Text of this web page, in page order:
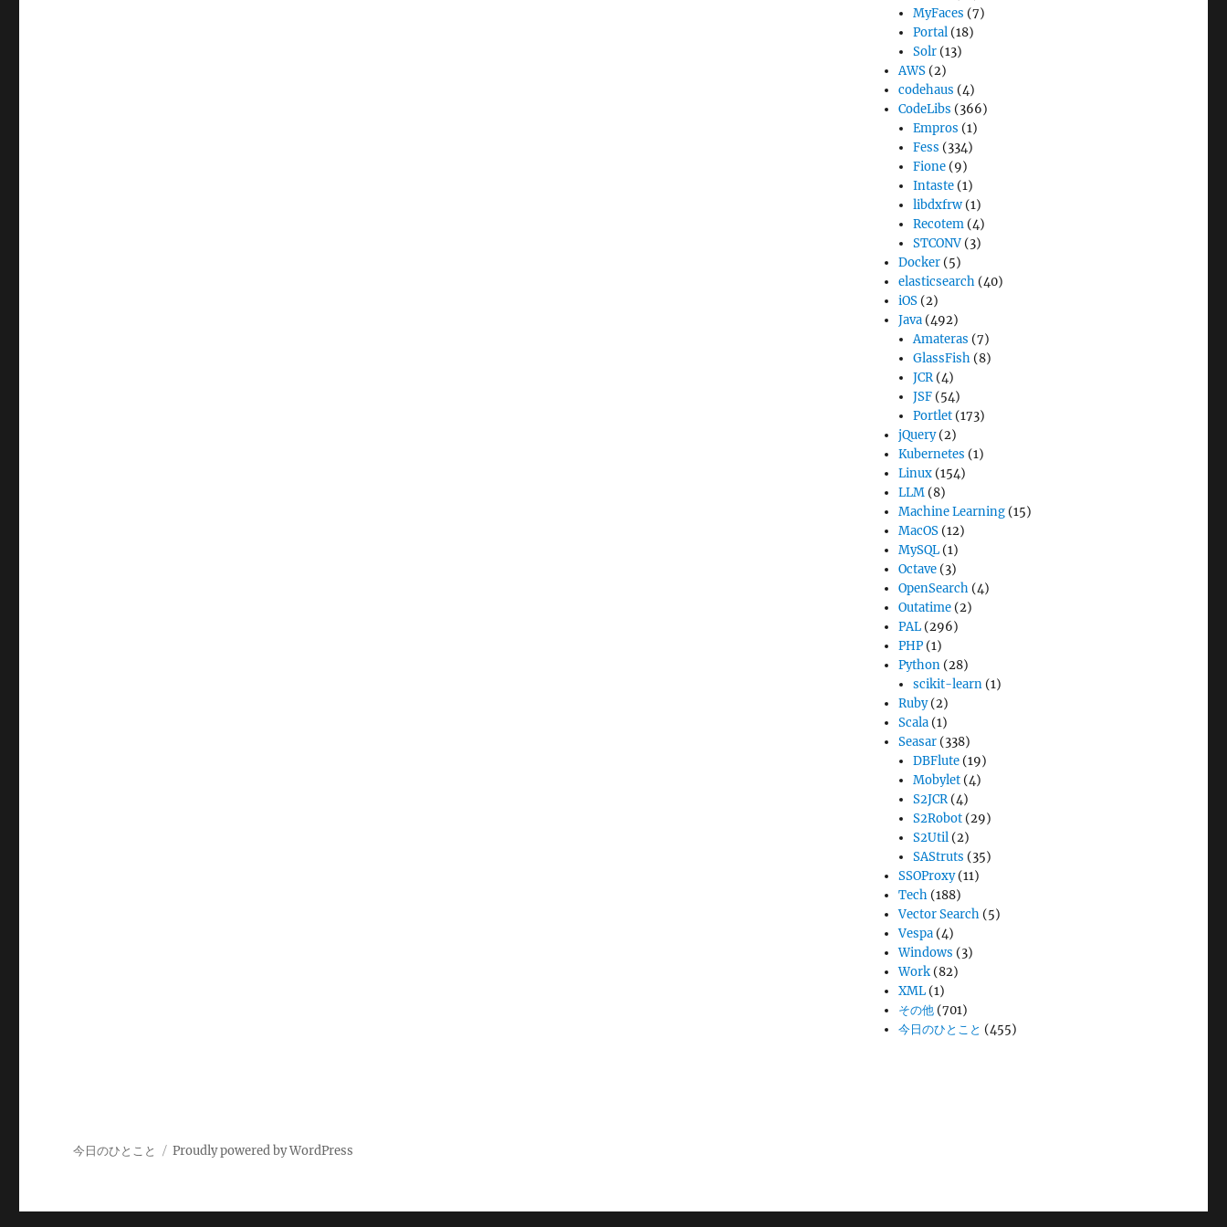
MyFaces (7)
Portal (18)
Solr (13)
AWS (2)
codehaus (4)
CodeLibs (366)
Empros (1)
Fess (334)
Fione (9)
Intaste (1)
libdxfrw (1)
Recotem (4)
STCONV (3)
Docker (5)
elasticsearch (40)
iOS (2)
Java (492)
Amateras (7)
GlassFish (8)
JCR(4)
JSF (54)
Portlet (173)
jQuery(2)
Kubernetes (1)
Linux (154)
LLM (8)
Machine Learning (15)
MacOS (12)
MySQL (1)
Octave (3)
OpenSearch (4)
Outatime (2)
PAL (296)
PHP (1)
Python (28)
scikit-learn (1)
Ruby(2)
Scala (1)
Seasar (338)
DBFlute (19)
Mobylet (4)
S2JCR(4)
S2Robot (29)
S2Util (2)
SAStruts (35)
SSOProxy(11)
Tech (188)
Vector Search (5)
Vespa (4)
Windows (3)
Work (82)
XML (1)
その他 (701)
今日のひとこと (455)
今日のひとこと Proudly powered by WordPress